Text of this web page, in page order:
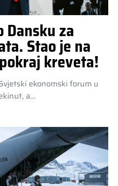
za
Stao je na
kreveta!
ekonomski forum u
a…